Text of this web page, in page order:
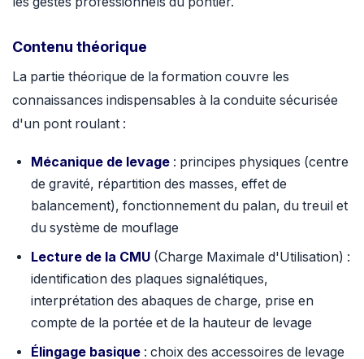
Contenu théorique
La partie théorique de la formation couvre les
connaissances indispensables à la conduite sécurisée
d'un pont roulant :
Mécanique de levage: principes physiques (centre
de gravité, répartition des masses, effet de
balancement), fonctionnement du palan, du treuil et
du système de mouflage
Lecture de la CMU(Charge Maximale d'Utilisation) :
identification des plaques signalétiques,
interprétation des abaques de charge, prise en
compte de la portée et de la hauteur de levage
Élingage basique: choix des accessoires de levage